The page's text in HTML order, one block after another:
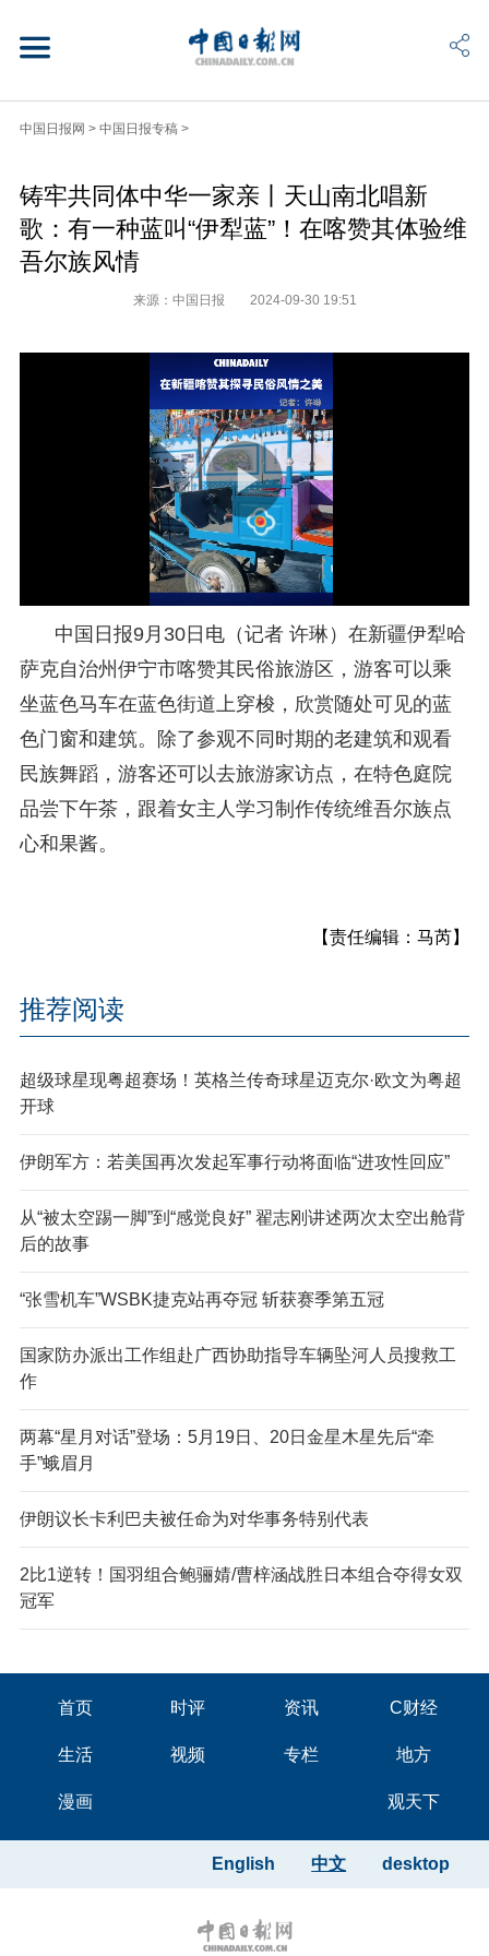
中国日报网 > 中国日报专稿 >
铸牢共同体中华一家亲丨天山南北唱新
歌：有一种蓝叫“伊犁蓝”！在喀赞其体验维
吾尔族风情
来源：中国日报 2024-09-30 19:51
中国日报9月30日电（记者 许琳）在新疆伊犁哈
萨克自治州伊宁市喀赞其民俗旅游区，游客可以乘
坐蓝色马车在蓝色街道上穿梭，欣赏随处可见的蓝
色门窗和建筑。除了参观不同时期的老建筑和观看
民族舞蹈，游客还可以去旅游家访点，在特色庭院
品尝下午茶，跟着女主人学习制作传统维吾尔族点
心和果酱。
【责任编辑：马芮】
推荐阅读
超级球星现粤超赛场！英格兰传奇球星迈克尔·欧文为粤超
开球
伊朗军方：若美国再次发起军事行动将面临“进攻性回应”
从“被太空踢一脚”到“感觉良好” 翟志刚讲述两次太空出舱背
后的故事
“张雪机车”WSBK捷克站再夺冠 斩获赛季第五冠
国家防办派出工作组赴广西协助指导车辆坠河人员搜救工
作
两幕“星月对话”登场：5月19日、20日金星木星先后“牵
手”蛾眉月
伊朗议长卡利巴夫被任命为对华事务特别代表
2比1逆转！国羽组合鲍骊婧/曹梓涵战胜日本组合夺得女双
冠军
首页 时评 资讯 C财经
生活 视频 专栏 地方
漫画 观天下
desktop
中文
English